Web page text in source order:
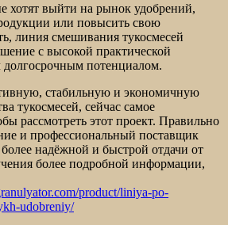
хотят выйти на рынок удобрений,
или повысить свою
линия смешивания тукосмесей
с высокой практической
потенциалом.
стабильную и экономичную
тукосмесей, сейчас самое
рассмотреть этот проект. Правильно
и профессиональный поставщик
надёжной и быстрой отдачи от
более подробной информации,
product/liniya-po-
udobreniy/